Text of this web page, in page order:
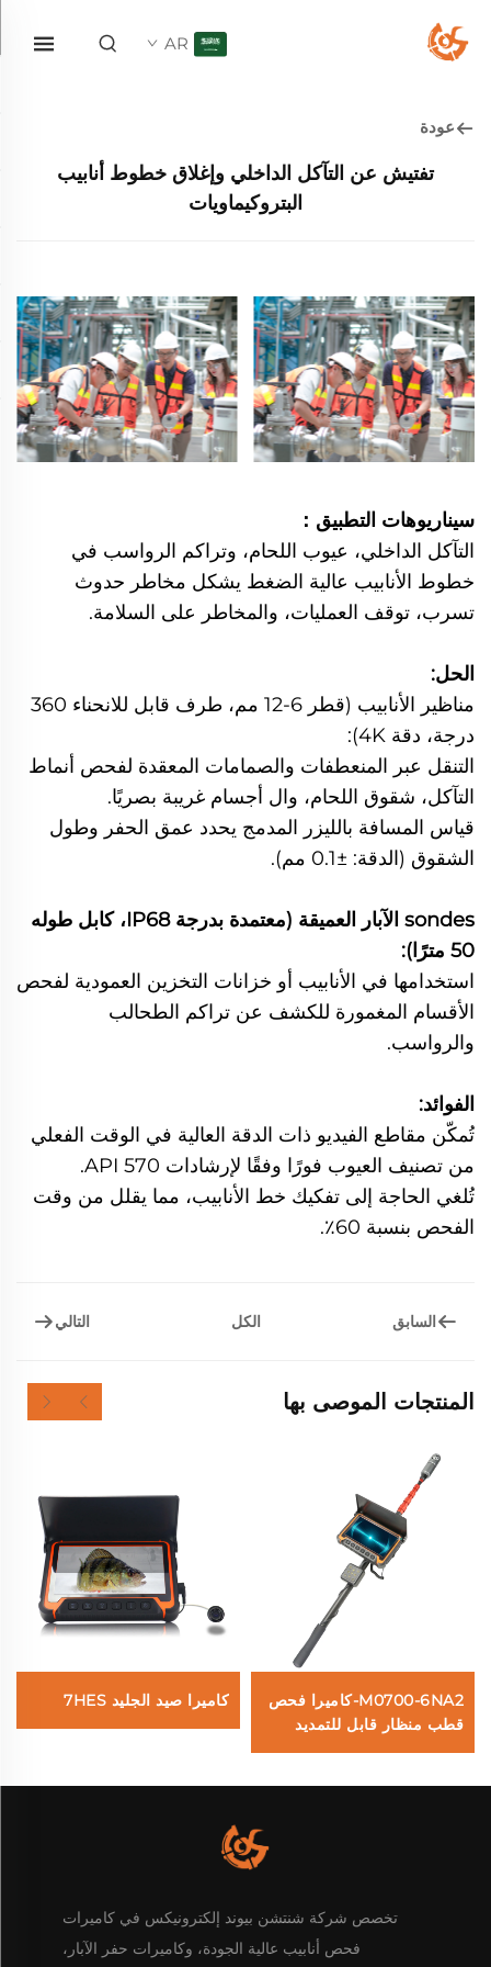
AR
عودة
تفتيش عن التآكل الداخلي وإغلاق خطوط أنابيب
البتروكيماويات
سيناريوهات التطبيق：
التآكل الداخلي، عيوب اللحام، وتراكم الرواسب في
خطوط الأنابيب عالية الضغط يشكل مخاطر حدوث
تسرب، توقف العمليات، والمخاطر على السلامة.
الحل:
مناظير الأنابيب (قطر 6-12 مم، طرف قابل للانحناء 360
درجة، دقة 4K):
التنقل عبر المنعطفات والصمامات المعقدة لفحص أنماط
التآكل، شقوق اللحام، وال أجسام غريبة بصريًا.
قياس المسافة بالليزر المدمج يحدد عمق الحفر وطول
الشقوق (الدقة: ±0.1 مم).
sondes الآبار العميقة (معتمدة بدرجة IP68، كابل طوله
50 مترًا):
استخدامها في الأنابيب أو خزانات التخزين العمودية لفحص
الأقسام المغمورة للكشف عن تراكم الطحالب
والرواسب.
الفوائد:
تُمكّن مقاطع الفيديو ذات الدقة العالية في الوقت الفعلي
من تصنيف العيوب فورًا وفقًا لإرشادات API 570.
تُلغي الحاجة إلى تفكيك خط الأنابيب، مما يقلل من وقت
الفحص بنسبة 60٪.
السابق الكل التالي
المنتجات الموصى بها
M0700-6NA2-كاميرا فحص
قطب منظار قابل للتمديد
كاميرا صيد الجليد 7HES
تخصص شركة شنتشن بيوند إلكترونيكس في كاميرات
فحص أنابيب عالية الجودة، وكاميرات حفر الآبار،